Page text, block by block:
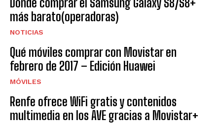
más barato(operadoras)
NOTICIAS
Qué móviles comprar con Movistar en
febrero de 2017 – Edición Huawei
MÓVILES
Renfe ofrece WiFi gratis y contenidos
multimedia en los AVE gracias a Movistar+